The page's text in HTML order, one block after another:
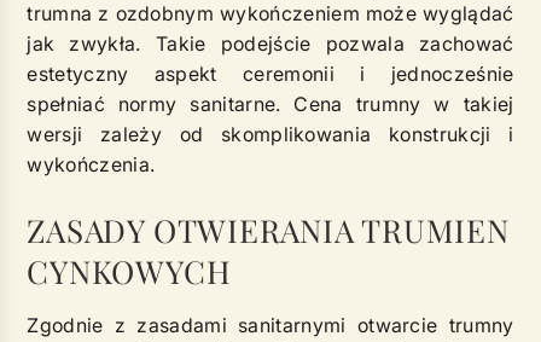
trumna z ozdobnym wykończeniem może wyglądać
jak zwykła. Takie podejście pozwala zachować
estetyczny aspekt ceremonii i jednocześnie
spełniać normy sanitarne. Cena trumny w takiej
wersji zależy od skomplikowania konstrukcji i
wykończenia.
ZASADY OTWIERANIA TRUMIEN
CYNKOWYCH
Zgodnie z zasadami sanitarnymi otwarcie trumny